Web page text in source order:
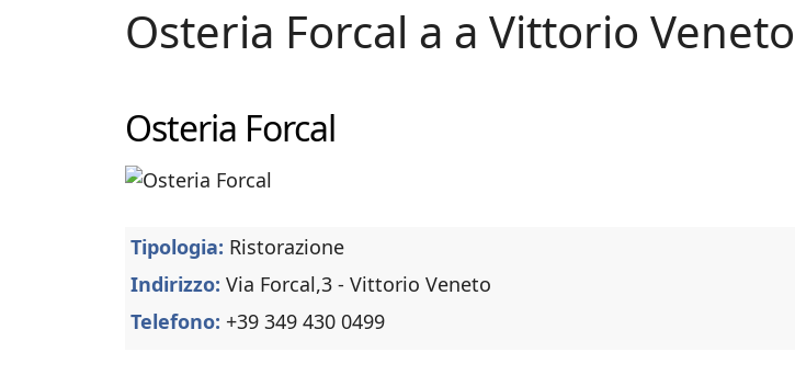
Osteria Forcal a a Vittorio Veneto
Osteria Forcal
Tipologia: Ristorazione
Indirizzo: Via Forcal,3 - Vittorio Veneto
Telefono: +39 349 430 0499